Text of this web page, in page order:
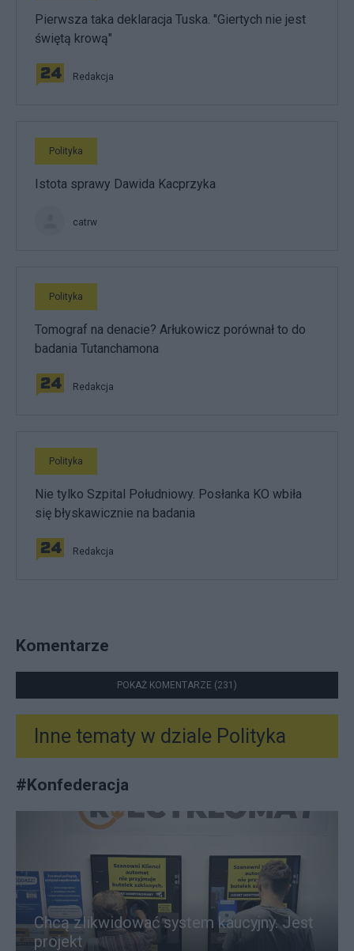
Pierwsza taka deklaracja Tuska. "Giertych nie jest
świętą krową"
Redakcja
Polityka
Istota sprawy Dawida Kacprzyka
catrw
Polityka
Tomograf na denacie? Arłukowicz porównał to do
badania Tutanchamona
Redakcja
Polityka
Nie tylko Szpital Południowy. Posłanka KO wbiła
się błyskawicznie na badania
Redakcja
Komentarze
POKAŻ KOMENTARZE (231)
Inne tematy w dziale Polityka
#Konfederacja
Chcą zlikwidować system kaucyjny. Jest
projekt